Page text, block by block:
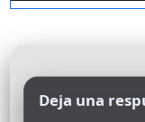
Deja una